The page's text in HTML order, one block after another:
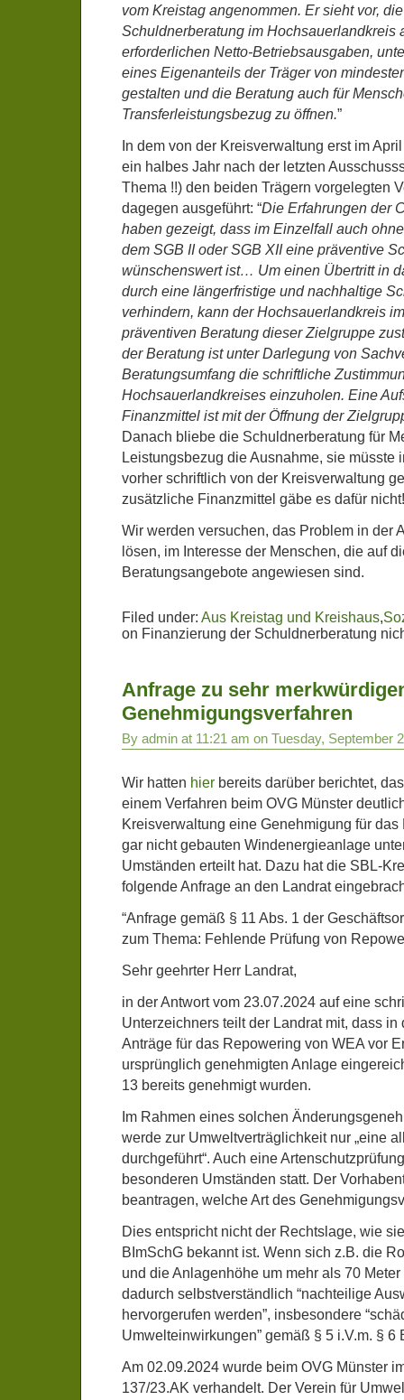
vom Kreistag angenommen. Er sieht vor,
Schuldnerberatung im Hochsauerlandkreis
erforderlichen Netto-Betriebsausgaben,
eines Eigenanteils der Träger von
gestalten und die Beratung auch für
Transferleistungsbezug zu öffnen.”
In dem von der Kreisverwaltung erst im
ein halbes Jahr nach der letzten
Thema !!) den beiden Trägern vorgelegten
dagegen ausgeführt: “Die Erfahrungen der
haben gezeigt, dass im Einzelfall auch
dem SGB II oder SGB XII eine präventive
wünschenswert ist… Um einen Übertritt in
durch eine längerfristige und nachhaltige
verhindern, kann der Hochsauerlandkreis
präventiven Beratung dieser Zielgruppe
der Beratung ist unter Darlegung von
Beratungsumfang die schriftliche
Hochsauerlandkreises einzuholen. Eine
Finanzmittel ist mit der Öffnung der
Danach bliebe die Schuldnerberatung für
Leistungsbezug die Ausnahme, sie müsste
vorher schriftlich von der Kreisverwaltung
zusätzliche Finanzmittel gäbe es dafür nicht!
Wir werden versuchen, das Problem in der
lösen, im Interesse der Menschen, die auf
Beratungsangebote angewiesen sind.
Filed under: Aus Kreistag und Kreishaus,
on Finanzierung der Schuldnerberatung
Anfrage zu sehr
Genehmigungsverfahren
By admin at 11:21 am on Tuesday, September
Wir hatten hier bereits darüber berichtet,
einem Verfahren beim OVG Münster
Kreisverwaltung eine Genehmigung für
gar nicht gebauten Windenergieanlage
Umständen erteilt hat. Dazu hat die SBL-
folgende Anfrage an den Landrat
“Anfrage gemäß § 11 Abs. 1 der
zum Thema: Fehlende Prüfung von
Sehr geehrter Herr Landrat,
in der Antwort vom 23.07.2024 auf eine
Unterzeichners teilt der Landrat mit, dass in
Anträge für das Repowering von WEA vor
ursprünglich genehmigten Anlage
13 bereits genehmigt wurden.
Im Rahmen eines solchen
werde zur Umweltverträglichkeit nur „eine
durchgeführt“. Auch eine
besonderen Umständen statt. Der
beantragen, welche Art des
Dies entspricht nicht der Rechtslage, wie
BImSchG bekannt ist. Wenn sich z.B. die
und die Anlagenhöhe um mehr als 70
dadurch selbstverständlich “nachteilige
hervorgerufen werden”, insbesondere
Umwelteinwirkungen” gemäß § 5 i.V.m. § 6
Am 02.09.2024 wurde beim OVG Münster
137/23.AK verhandelt. Der Verein für